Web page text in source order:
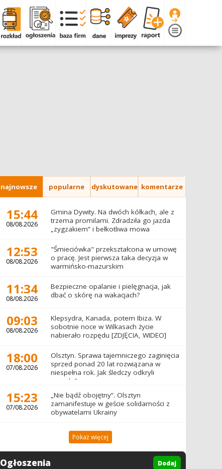
najnowsze popularne dyskutowane komentarze
15:44
08/08.2026
Gmina Dywity. Na dwóch kółkach, ale z
trzema promilami. Zdradziła go jazda
„zygzakiem” i bełkotliwa mowa
12:53
08/08.2026
"Śmieciówka" przekształcona w umowę
o pracę. Jest pierwsza taka decyzja w
warmińsko-mazurskim
11:34
08/08.2026
Bezpieczne opalanie i pielęgnacja, jak
dbać o skórę na wakacjach?
09:03
08/08.2026
Klepsydra, Kanada, potem Ibiza. W
sobotnie noce w Wilkasach życie
nabierało rozpędu [ZDJĘCIA, WIDEO]
18:00
07/08.2026
Olsztyn. Sprawa tajemniczego zaginięcia
sprzed ponad 20 lat rozwiązana w
niespełna rok. Jak śledczy odkryli
prawdę?
15:23
07/08.2026
„Nie bądź obojętny”. Olsztyn
zamanifestuje w geście solidarności z
obywatelami Ukrainy
Pokaż więcej
Ogłoszenia Dodaj